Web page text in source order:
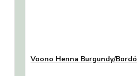
Voono Henna Burgundy/Bordó